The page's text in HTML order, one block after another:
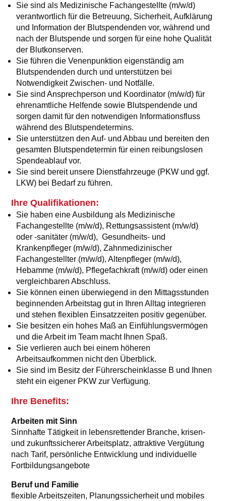
Sie sind als Medizinische Fachangestellte (m/w/d)
verantwortlich für die Betreuung, Sicherheit, Aufklärung
und Information der Blutspendenden vor, während und
nach der Blutspende und sorgen für eine hohe Qualität
der Blutkonserven.
Sie führen die Venenpunktion eigenständig am
Blutspendenden durch und unterstützen bei
Notwendigkeit Zwischen- und Notfälle.
Sie sind Ansprechperson und Koordinator (m/w/d) für
ehrenamtliche Helfende sowie Blutspendende und
sorgen damit für den notwendigen Informationsfluss
während des Blutspendetermins.
Sie unterstützen den Auf- und Abbau und bereiten den
gesamten Blutspendetermin für einen reibungslosen
Spendeablauf vor.
Sie sind bereit unsere Dienstfahrzeuge (PKW und ggf.
LKW) bei Bedarf zu führen.
Ihre Qualifikationen:
Sie haben eine Ausbildung als Medizinische
Fachangestellte (m/w/d), Rettungsassistent (m/w/d)
oder -sanitäter (m/w/d), Gesundheits- und
Krankenpfleger (m/w/d), Zahnmedizinischer
Fachangestellter (m/w/d), Altenpfleger (m/w/d),
Hebamme (m/w/d), Pflegefachkraft (m/w/d) oder einen
vergleichbaren Abschluss.
Sie können einen überwiegend in den Mittagsstunden
beginnenden Arbeitstag gut in Ihren Alltag integrieren
und stehen flexiblen Einsatzzeiten positiv gegenüber.
Sie besitzen ein hohes Maß an Einfühlungsvermögen
und die Arbeit im Team macht Ihnen Spaß.
Sie verlieren auch bei einem höheren
Arbeitsaufkommen nicht den Überblick.
Sie sind im Besitz der Führerscheinklasse B und Ihnen
steht ein eigener PKW zur Verfügung.
Ihre Benefits:
Arbeiten mit Sinn
Sinnhafte Tätigkeit in lebensrettender Branche, krisen-
und zukunftssicherer Arbeitsplatz, attraktive Vergütung
nach Tarif, persönliche Entwicklung und individuelle
Fortbildungsangebote
Beruf und Familie
flexible Arbeitszeiten, Planungssicherheit und mobiles